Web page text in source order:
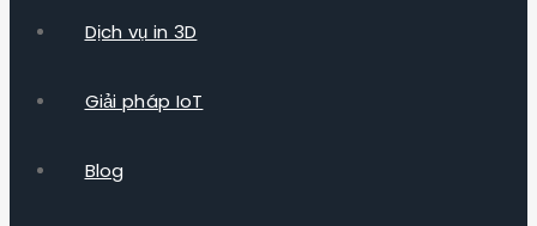
Dịch vụ in 3D
Giải pháp IoT
Blog